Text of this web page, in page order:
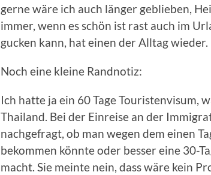
gerne wäre ich auch länger geblieben,
immer, wenn es schön ist rast auch im
gucken kann, hat einen der Alltag wieder.
Noch eine kleine Randnotiz:
Ich hatte ja ein 60 Tage Touristenvisum,
Thailand. Bei der Einreise an der
nachgefragt, ob man wegen dem einen
bekommen könnte oder besser eine 30-
macht. Sie meinte nein, dass wäre kein